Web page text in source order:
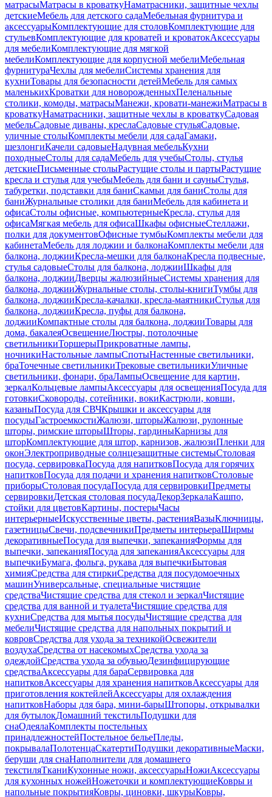
матрасыМатрасы в кроваткуНаматрасники, защитные чехлы
детскиеМебель для детского садаМебельная фурнитура и
аксессуарыКомплектующие для столовКомплектующие для
стульевКомплектующие для кроватей и кроватокАксессуары
для мебелиКомплектующие для мягкой
мебелиКомплектующие для корпусной мебелиМебельная
фурнитураЧехлы для мебелиСистемы хранения для
кухниТовары для безопасности детейМебель для самых
маленькихКроватки для новорожденныхПеленальные
столики, комоды, матрасыМанежи, кровати-манежиМатрасы в
кроваткуНаматрасники, защитные чехлы в кроваткуСадовая
мебельСадовые диваны, креслаСадовые стульяСадовые,
уличные столыКомплекты мебели для садаГамаки,
шезлонгиКачели садовыеНадувная мебельКухни
походныеСтолы для садаМебель для учебыСтолы, стулья
детскиеПисьменные столыРастущие столы и партыРастущие
кресла и стулья для учебыМебель для бани и сауныСтулья,
табуретки, подставки для баниСкамьи для баниСтолы для
баниЖурнальные столики для баниМебель для кабинета и
офисаСтолы офисные, компьютерныеКресла, стулья для
офисаМягкая мебель для офисаШкафы офисныеСтеллажи,
полки для документовОфисные тумбыКомплекты мебели для
кабинетаМебель для лоджии и балконаКомплекты мебели для
балкона, лоджииКресла-мешки для балконаКресла подвесные,
стулья садовыеСтолы для балкона, лоджииШкафы для
балкона, лоджииДверцы жалюзийныеСистемы хранения для
балкона, лоджииЖурнальные столы, столы-книгиТумбы для
балкона, лоджииКресла-качалки, кресла-маятникиСтулья для
балкона, лоджииКресла, пуфы для балкона,
лоджииКомпактные столы для балкона, лоджииТовары для
дома, бакалеяОсвещениеЛюстры, потолочные
светильникиТоршерыПрикроватные лампы,
ночникиНастольные лампыСпотыНастенные светильники,
браТочечные светильникиТрековые светильникиУличные
светильники, фонари, браЛампыОсвещение для картин,
зеркалКольцевые лампыАксессуары для освещенияПосуда для
готовкиСковороды, сотейники, вокиКастрюли, ковши,
казаныПосуда для СВЧКрышки и аксессуары для
посудыГастроемкостиЖалюзи, шторыЖалюзи, рулонные
шторы, римские шторыШторы, гардиныКарнизы для
шторКомплектующие для штор, карнизов, жалюзиПленки для
оконЭлектроприводные солнцезащитные системыСтоловая
посуда, сервировкаПосуда для напитковПосуда для горячих
напитковПосуда для подачи и хранения напитковСтоловые
приборыСтоловая посудаПосуда для сервировкиПредметы
сервировкиДетская столовая посудаДекорЗеркалаКашпо,
стойки для цветовКартины, постерыЧасы
интерьерныеИскусственные цветы, растенияВазыКлючницы,
газетницыСвечи, подсвечникиПредметы интерьераШирмы
декоративныеПосуда для выпечки, запеканияФормы для
выпечки, запеканияПосуда для запеканияАксессуары для
выпечкиБумага, фольга, рукава для выпечкиБытовая
химияСредства для стиркиСредства для посудомоечных
машинУниверсальные, специальные чистящие
средстваЧистящие средства для стекол и зеркалЧистящие
средства для ванной и туалетаЧистящие средства для
кухниСредства для мытья посудыЧистящие средства для
мебелиЧистящие средства для напольных покрытий и
ковровСредства для ухода за техникойОсвежители
воздухаСредства от насекомыхСредства ухода за
одеждойСредства ухода за обувьюДезинфицирующие
средстваАксессуары для бараСервировка для
напитковАксессуары для хранения напитковАксессуары для
приготовления коктейлейАксессуары для охлаждения
напитковНаборы для бара, мини-барыШтопоры, открывалки
для бутылокДомашний текстильПодушки для
снаОдеялаКомплекты постельных
принадлежностейПостельное бельеПледы,
покрывалаПолотенцаСкатертиПодушки декоративныеМаски,
беруши для снаНаполнители для домашнего
текстиляТканиКухонные ножи, аксессуарыНожиАксессуары
для кухонных ножейНожеточки и комплектующиеКовры и
напольные покрытияКовры, циновки, шкурыКовры,